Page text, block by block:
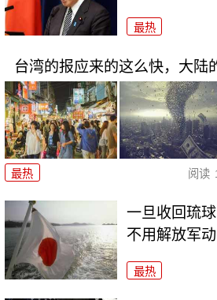
最热
台湾的报应来的这么快，大陆
最热 阅读
一旦收回琉
不用解放军
最热